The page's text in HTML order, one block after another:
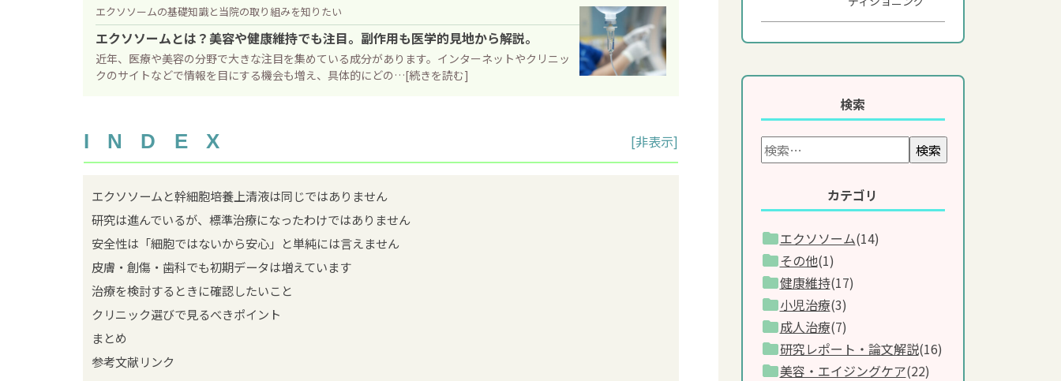
エクソソームの基礎知識と当院の取り組みを知りたい
エクソソームとは？美容や健康維持でも注目。副作用も医学的見地から解説。
近年、医療や美容の分野で大きな注目を集めている成分があります。インターネットやクリニッ
クのサイトなどで情報を目にする機会も増え、具体的にどの…[続きを読む]
INDEX [非表示]
エクソソームと幹細胞培養上清液は同じではありません
研究は進んでいるが、標準治療になったわけではありません
安全性は「細胞ではないから安心」と単純には言えません
皮膚・創傷・歯科でも初期データは増えています
治療を検討するときに確認したいこと
クリニック選びで見るべきポイント
まとめ
参考文献リンク
検索
検索
カテゴリ
エクソソーム(14)
その他(1)
健康維持(17)
小児治療(3)
成人治療(7)
研究レポート・論文解説(16)
美容・エイジングケア(22)